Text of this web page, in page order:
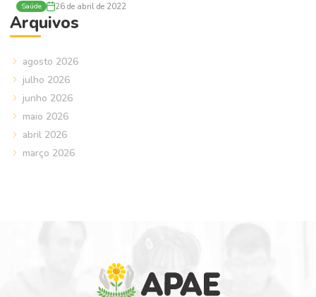
Saúde 26 de abril de 2022
Arquivos
agosto 2026
julho 2026
junho 2026
maio 2026
abril 2026
março 2026